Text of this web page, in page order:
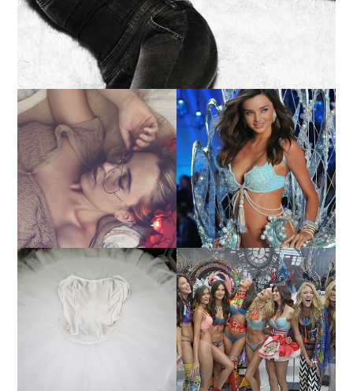
LA BAILARINA BLANCA
DE LA CRUZ O COMO
REINVENTARSE ANTE
LA ADVERSIDAD.
LA ALTURA DE LAS
MODELOS MAS ALTAS
TUTORIAL PARA HACER
UN TUTÚ DE BALLET DE
PLATO CON ARO.
¿QUIERES SABER LA
EDAD Y ALTURA DE LAS
MODELOS VICTORIA'S
SECRET 2017?